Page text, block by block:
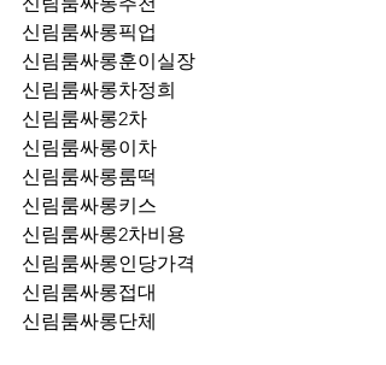
신림룸싸롱훈이실장
신림룸싸롱차정희
신림룸싸롱2차
신림룸싸롱이차
신림룸싸롱룸떡
신림룸싸롱키스
신림룸싸롱2차비용
신림룸싸롱인당가격
신림룸싸롱접대
신림룸싸롱단체